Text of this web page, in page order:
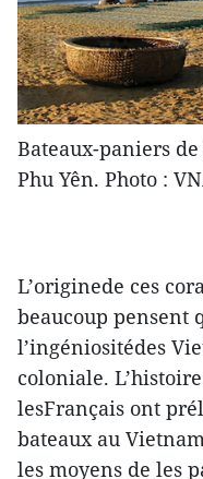
Bateaux-paniers
Phu Yên. Photo :
L’originede ces
beaucoup pensent
l’ingéniositédes
coloniale.
lesFrançais ont
bateaux au
les moyens de les